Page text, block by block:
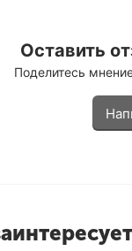
Оставить
Поделитесь